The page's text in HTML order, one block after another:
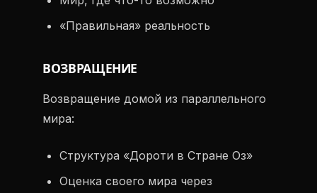
«Правильная» реальность
ВОЗВРАЩЕНИЕ
Возвращение домой из параллельного
мира:
Структура «Дороти в Стране Оз»
Оценка своего мира через